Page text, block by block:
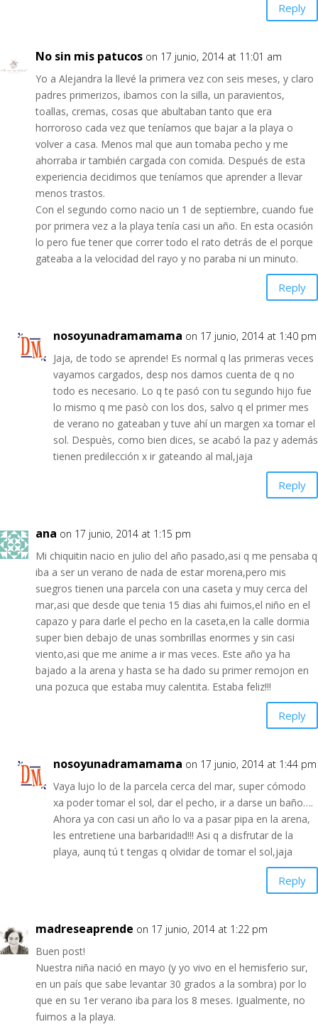
Reply
No sin mis patucos on 17 junio, 2014 at 11:01 am
Yo a Alejandra la llevé la primera vez con seis meses, y claro
padres primerizos, ibamos con la silla, un paravientos,
toallas, cremas, cosas que abultaban tanto que era
horroroso cada vez que teníamos que bajar a la playa o
volver a casa. Menos mal que aun tomaba pecho y me
ahorraba ir también cargada con comida. Después de esta
experiencia decidimos que teníamos que aprender a llevar
menos trastos.
Con el segundo como nacio un 1 de septiembre, cuando fue
por primera vez a la playa tenía casi un año. En esta ocasión
lo pero fue tener que correr todo el rato detrás de el porque
gateaba a la velocidad del rayo y no paraba ni un minuto.
Reply
nosoyunadramamama on 17 junio, 2014 at 1:40 pm
Jaja, de todo se aprende! Es normal q las primeras veces
vayamos cargados, desp nos damos cuenta de q no
todo es necesario. Lo q te pasó con tu segundo hijo fue
lo mismo q me pasò con los dos, salvo q el primer mes
de verano no gateaban y tuve ahí un margen xa tomar el
sol. Despuès, como bien dices, se acabó la paz y además
tienen predilección x ir gateando al mal,jaja
Reply
ana on 17 junio, 2014 at 1:15 pm
Mi chiquitin nacio en julio del año pasado,asi q me pensaba q
iba a ser un verano de nada de estar morena,pero mis
suegros tienen una parcela con una caseta y muy cerca del
mar,asi que desde que tenia 15 dias ahi fuimos,el niño en el
capazo y para darle el pecho en la caseta,en la calle dormia
super bien debajo de unas sombrillas enormes y sin casi
viento,asi que me anime a ir mas veces. Este año ya ha
bajado a la arena y hasta se ha dado su primer remojon en
una pozuca que estaba muy calentita. Estaba feliz!!!
Reply
nosoyunadramamama on 17 junio, 2014 at 1:44 pm
Vaya lujo lo de la parcela cerca del mar, super cómodo
xa poder tomar el sol, dar el pecho, ir a darse un baño….
Ahora ya con casi un año lo va a pasar pipa en la arena,
les entretiene una barbaridad!!! Asi q a disfrutar de la
playa, aunq tú t tengas q olvidar de tomar el sol,jaja
Reply
madreseaprende on 17 junio, 2014 at 1:22 pm
Buen post!
Nuestra niña nació en mayo (y yo vivo en el hemisferio sur,
en un país que sabe levantar 30 grados a la sombra) por lo
que en su 1er verano iba para los 8 meses. Igualmente, no
fuimos a la playa.